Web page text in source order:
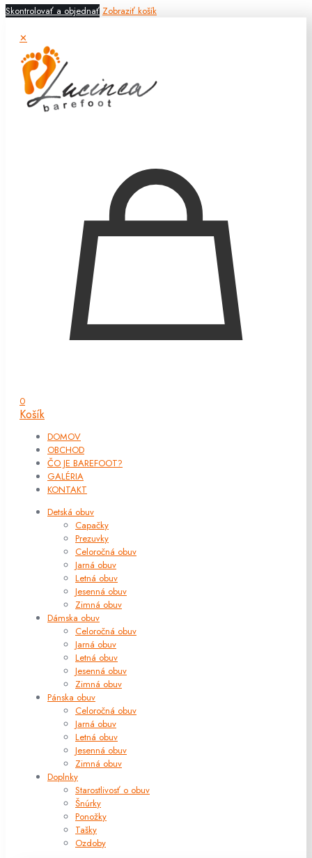
Skontrolovať a objednať Zobraziť košík
✕
0
Košík
DOMOV
OBCHOD
ČO JE BAREFOOT?
GALÉRIA
KONTAKT
Detská obuv
Capačky
Prezuvky
Celoročná obuv
Jarná obuv
Letná obuv
Jesenná obuv
Zimná obuv
Dámska obuv
Celoročná obuv
Jarná obuv
Letná obuv
Jesenná obuv
Zimná obuv
Pánska obuv
Celoročná obuv
Jarná obuv
Letná obuv
Jesenná obuv
Zimná obuv
Doplnky
Starostlivosť o obuv
Šnúrky
Ponožky
Tašky
Ozdoby